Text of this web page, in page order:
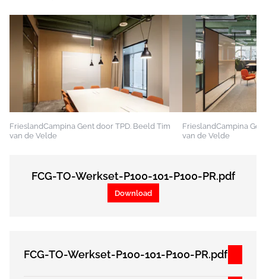
FrieslandCampina Gent door TPD. Beeld Tim
van de Velde
FrieslandCampina
van de Velde
FCG-TO-Werkset-P100-101-P100-PR.pdf
Download
FCG-TO-Werkset-P100-101-P100-PR.pdf